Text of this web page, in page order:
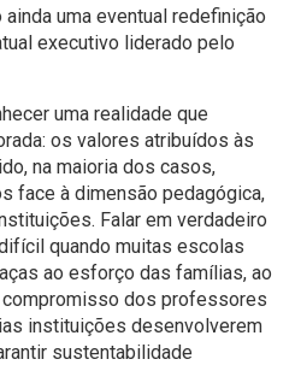
uma eventual redefinição
executivo liderado pelo
uma realidade que
os valores atribuídos às
na maioria dos casos,
face à dimensão pedagógica,
Falar em verdadeiro
quando muitas escolas
ao esforço das famílias, ao
dos professores
instituições desenvolverem
sustentabilidade